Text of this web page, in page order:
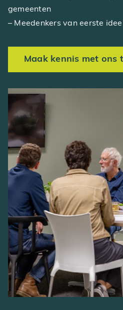
gemeenten
– Meedenkers van eerste
Maak kennis met ons